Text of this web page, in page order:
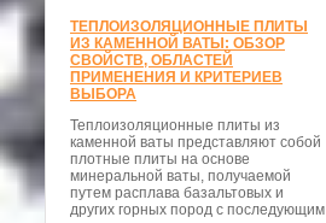
ТЕПЛОИЗОЛЯЦИОННЫЕ ПЛИТЫ
ИЗ КАМЕННОЙ ВАТЫ: ОБЗОР
СВОЙСТВ, ОБЛАСТЕЙ
ПРИМЕНЕНИЯ И КРИТЕРИЕВ
ВЫБОРА
Теплоизоляционные плиты из
каменной ваты представляют собой
плотные плиты на основе
минеральной ваты, получаемой
путем расплава базальтовых и
других горных пород с последующим